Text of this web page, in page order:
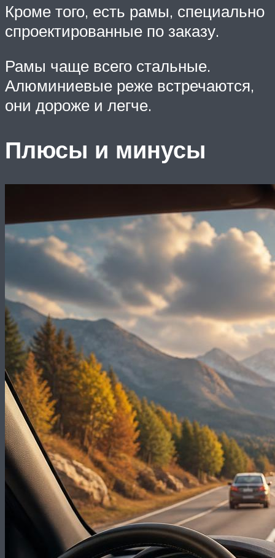
Кроме того, есть рамы, специально
спроектированные по заказу.
Рамы чаще всего стальные.
Алюминиевые реже встречаются,
они дороже и легче.
Плюсы и минусы